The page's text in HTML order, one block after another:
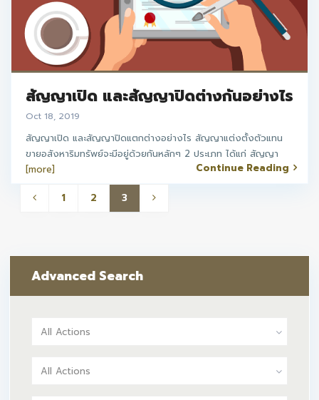
สัญญาเปิด และสัญญาปิดต่างกันอย่างไร
Oct 18, 2019
สัญญาเปิด และสัญญาปิดแตกต่างอย่างไร สัญญาแต่งตั้งตัวแทน
ขายอสังหาริมทรัพย์จะมีอยู่ด้วยกันหลักๆ 2 ประเภท ได้แก่ สัญญา
[more]
Continue Reading
1 2 3
Advanced Search
All Actions
All Actions